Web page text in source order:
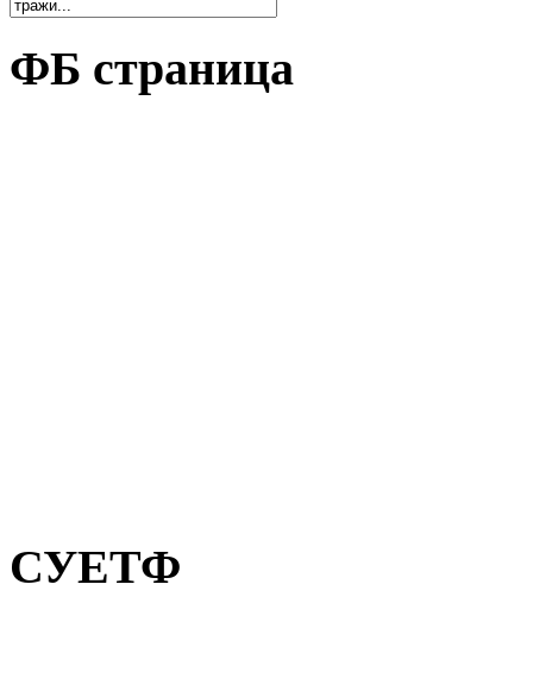
ФБ страница
СУЕТФ